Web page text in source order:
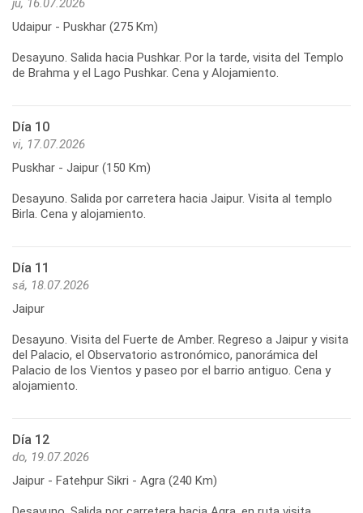
Udaipur - Puskhar (275 Km)
Desayuno. Salida hacia Pushkar. Por la tarde, visita del Templo
de Brahma y el Lago Pushkar. Cena y Alojamiento.
Día 10
vi, 17.07.2026
Puskhar - Jaipur (150 Km)
Desayuno. Salida por carretera hacia Jaipur. Visita al templo
Birla. Cena y alojamiento.
Día 11
sá, 18.07.2026
Jaipur
Desayuno. Visita del Fuerte de Amber. Regreso a Jaipur y visita
del Palacio, el Observatorio astronómico, panorámica del
Palacio de los Vientos y paseo por el barrio antiguo. Cena y
alojamiento.
Día 12
do, 19.07.2026
Jaipur - Fatehpur Sikri - Agra (240 Km)